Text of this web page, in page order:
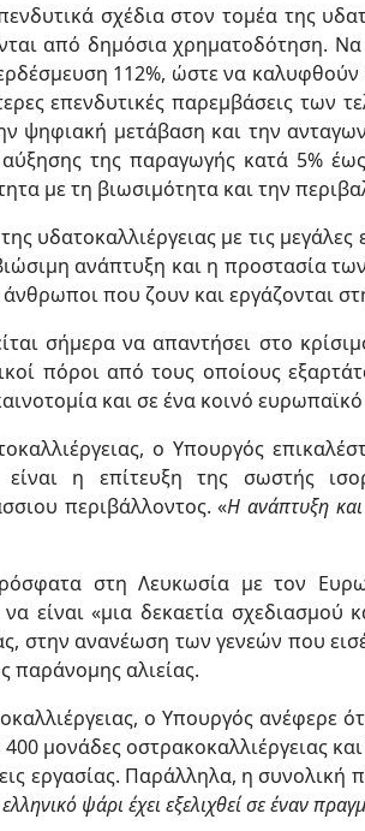
σχέδια στον τομέα της
από δημόσια χρηματοδότηση. Να
112%, ώστε να
επενδυτικές παρεμβάσεις των
μετάβαση και την
της παραγωγής κατά 5%
με τη βιωσιμότητα και την
υδατοκαλλιέργειας με τις
ανάπτυξη και η προστασία
που ζουν και εργάζονται
σήμερα να απαντήσει στο
πόροι από τους οποίους
και σε ένα κοινό
ο Υπουργός
η επίτευξη της σωστής
περιβάλλοντος. «Η ανάπτυξη και
στη Λευκωσία με τον
είναι «μια δεκαετία
στην ανανέωση των γενεών που
παράνομης αλιείας.
ο Υπουργός
μονάδες οστρακοκαλλιέργειας
εργασίας. Παράλληλα, η
ψάρι έχει εξελιχθεί σε έναν